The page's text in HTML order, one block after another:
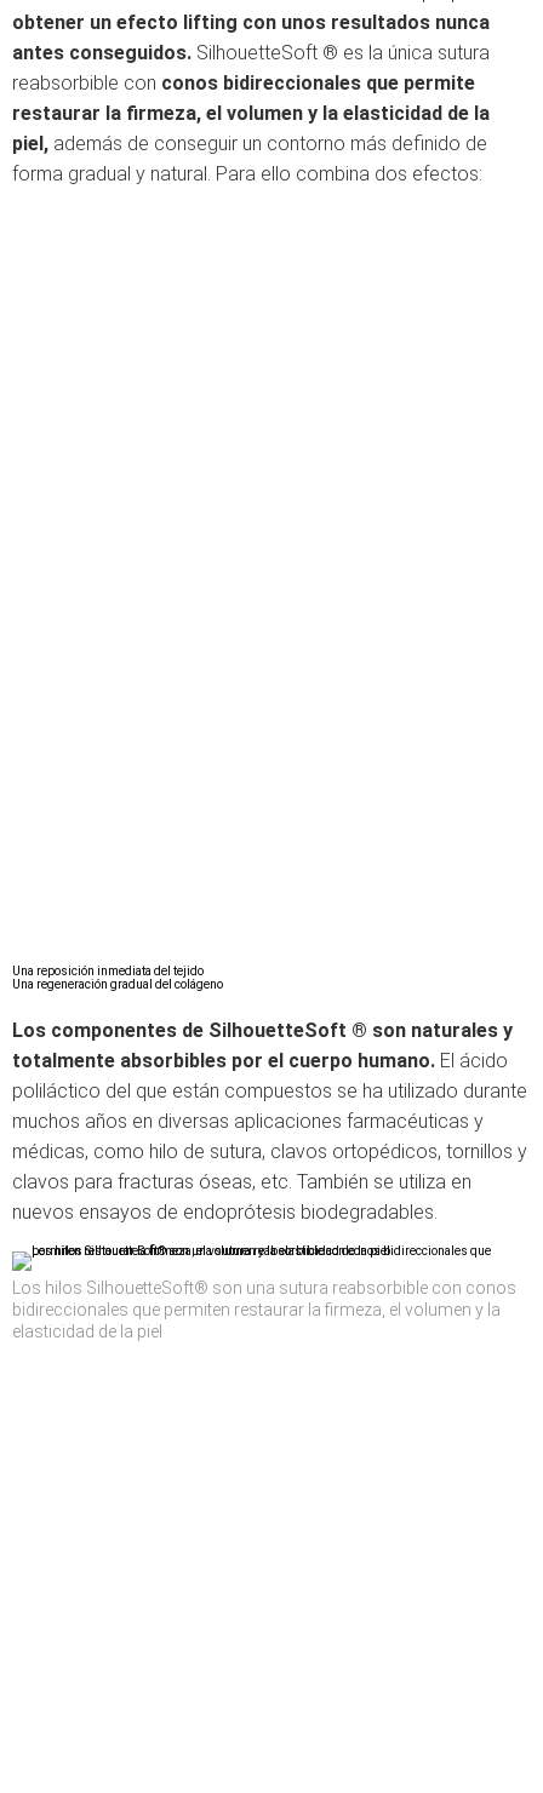
obtener un efecto lifting con unos resultados nunca
antes conseguidos. SilhouetteSoft ® es la única sutura
reabsorbible con conos bidireccionales que permite
restaurar la firmeza, el volumen y la elasticidad de la
piel, además de conseguir un contorno más definido de
forma gradual y natural. Para ello combina dos efectos:
Una reposición inmediata del tejido
Una regeneración gradual del colágeno
Los componentes de SilhouetteSoft ® son naturales y
totalmente absorbibles por el cuerpo humano. El ácido
poliláctico del que están compuestos se ha utilizado durante
muchos años en diversas aplicaciones farmacéuticas y
médicas, como hilo de sutura, clavos ortopédicos, tornillos y
clavos para fracturas óseas, etc. También se utiliza en
nuevos ensayos de endoprótesis biodegradables.
Los hilos SilhouetteSoft® son una sutura reabsorbible con conos
bidireccionales que permiten restaurar la firmeza, el volumen y la
elasticidad de la piel